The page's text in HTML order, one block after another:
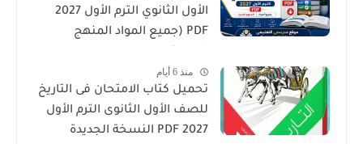
الأول الثانوي الترم الأول 2027
PDF (جميع المواد المنهج
منذ 6 أيام
تحميل كتاب الامتحان فى التاريخ
للصف الأول الثانوى الترم الأول
2027 PDF النسخة الجديدة